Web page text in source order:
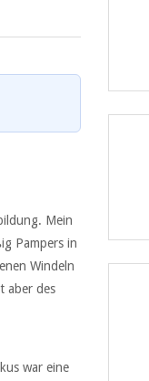
Mein
Pampers in
Windeln
aber des
war eine